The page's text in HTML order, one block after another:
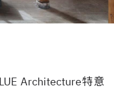
Architecture特意